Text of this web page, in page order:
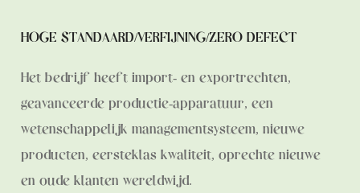
HOGE STANDAARD/VERFIJNING/ZERO DEFECT
Het bedrijf heeft import- en exportrechten,
geavanceerde productie-apparatuur, een
wetenschappelijk managementsysteem, nieuwe
producten, eersteklas kwaliteit, oprechte nieuwe
en oude klanten wereldwijd.